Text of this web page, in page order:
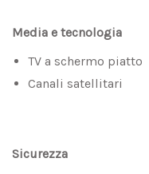
Media e tecnologia
TV a schermo piatto
Canali satellitari
Sicurezza